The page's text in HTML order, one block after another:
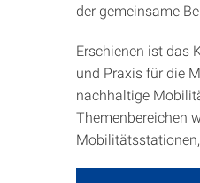
der gemeinsame
Erschienen ist das
und Praxis für die
nachhaltige
Themenbereichen